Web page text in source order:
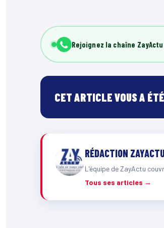
Rejoignez la chaîne ZayActu
CET ARTICLE VOUS A
RÉDACTION
L'équipe de ZayActu
Tous ses articles →